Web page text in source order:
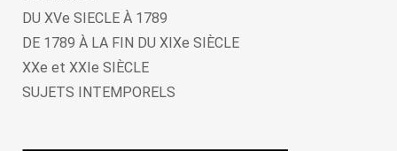
DU XVe SIECLE À 1789
DE 1789 À LA FIN DU XIXe SIÈCLE
XXe et XXIe SIÈCLE
SUJETS INTEMPORELS